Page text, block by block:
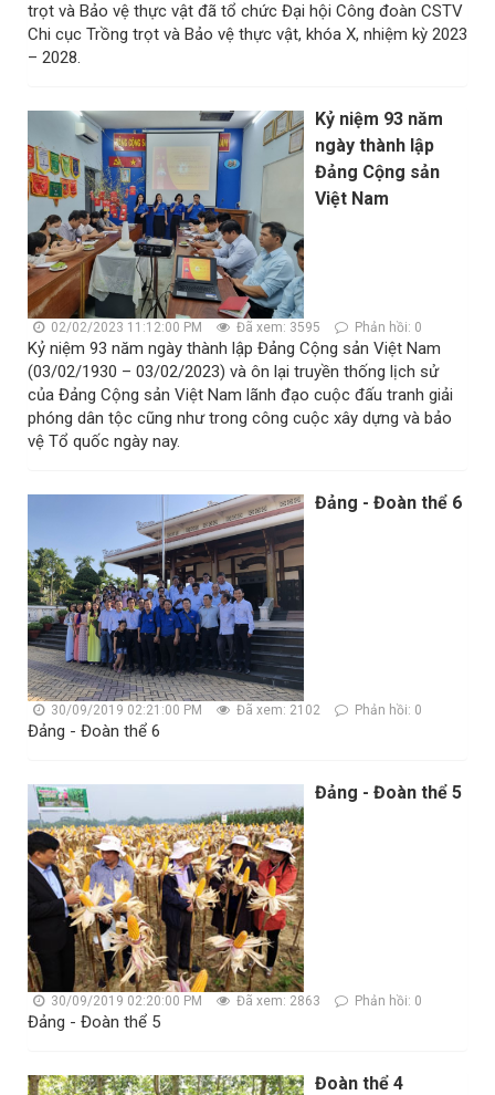
trọt và Bảo vệ thực vật đã tổ chức Đại hội Công đoàn CSTV
Chi cục Trồng trọt và Bảo vệ thực vật, khóa X, nhiệm kỳ 2023
– 2028.
Kỷ niệm 93 năm
ngày thành lập
Đảng Cộng sản
Việt Nam
02/02/2023 11:12:00 PM Đã xem: 3595 Phản hồi: 0
Kỷ niệm 93 năm ngày thành lập Đảng Cộng sản Việt Nam
(03/02/1930 – 03/02/2023) và ôn lại truyền thống lịch sử
của Đảng Cộng sản Việt Nam lãnh đạo cuộc đấu tranh giải
phóng dân tộc cũng như trong công cuộc xây dựng và bảo
vệ Tổ quốc ngày nay.
Đảng - Đoàn thể 6
30/09/2019 02:21:00 PM Đã xem: 2102 Phản hồi: 0
Đảng - Đoàn thể 6
Đảng - Đoàn thể 5
30/09/2019 02:20:00 PM Đã xem: 2863 Phản hồi: 0
Đảng - Đoàn thể 5
Đoàn thể 4